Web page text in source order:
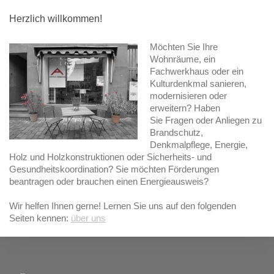
Herzlich willkommen!
Möchten Sie Ihre
Wohnräume, ein
Fachwerkhaus oder ein
Kulturdenkmal sanieren,
modernisieren oder
erweitern? Haben
Sie Fragen oder Anliegen zu
Brandschutz,
Denkmalpflege, Energie,
Holz und Holzkonstruktionen oder Sicherheits- und
Gesundheitskoordination? Sie möchten Förderungen
beantragen oder brauchen einen Energieausweis?
Wir helfen Ihnen gerne! Lernen Sie uns auf den folgenden
Seiten kennen: über uns